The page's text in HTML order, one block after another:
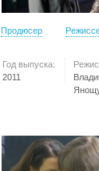
Продюсер
Год выпуска:
2011